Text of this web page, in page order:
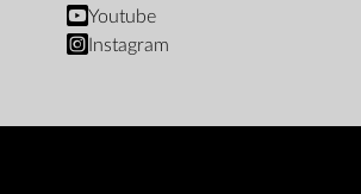
Youtube
Instagram